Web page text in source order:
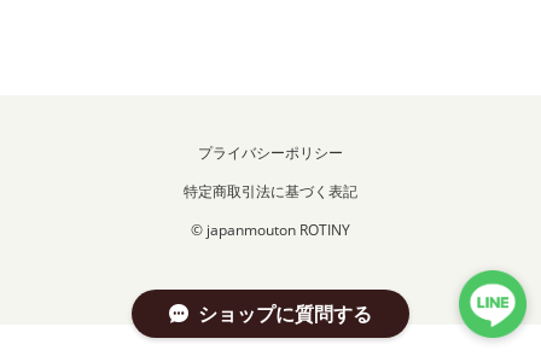
プライバシーポリシー
特定商取引法に基づく表記
© japanmouton ROTINY
ショップに質問する